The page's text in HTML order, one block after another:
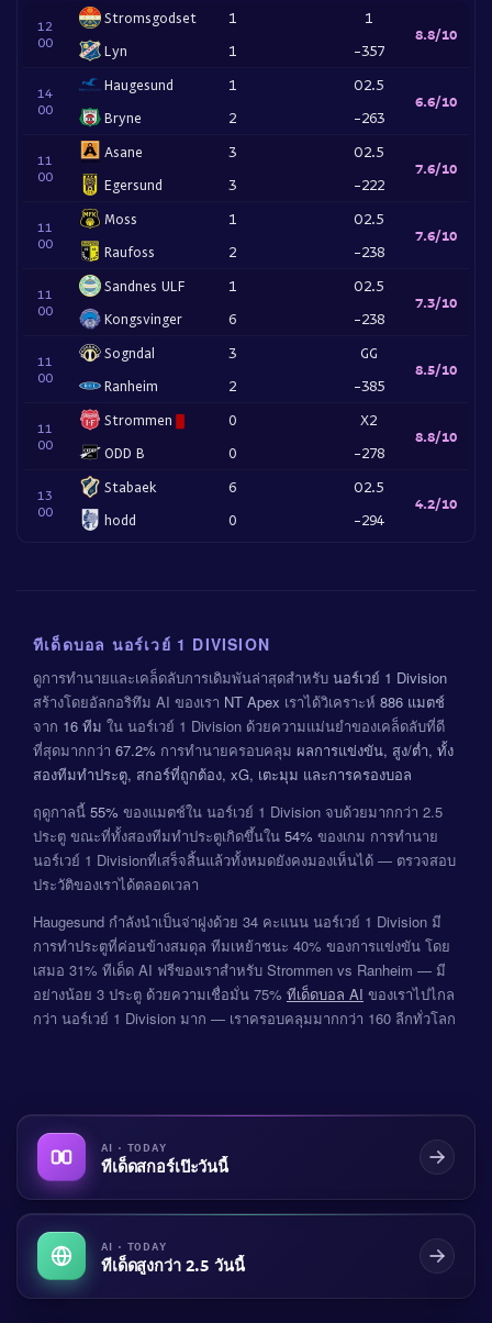
12
00
Stromsgodset
Lyn
1
1
1
-357
8.8/10
14
00
Haugesund
Bryne
1
2
O2.5
-263
6.6/10
11
00
Asane
Egersund
3
3
O2.5
-222
7.6/10
11
00
Moss
Raufoss
1
2
O2.5
-238
7.6/10
11
00
Sandnes ULF
Kongsvinger
1
6
O2.5
-238
7.3/10
11
00
Sogndal
Ranheim
3
2
GG
-385
8.5/10
11
00
Strommen
ODD B
0
0
X2
-278
8.8/10
13
00
Stabaek
hodd
6
0
O2.5
-294
4.2/10
ทีเด็ดบอล นอร์เวย์ 1 DIVISION
ดูการทำนายและเคล็ดลับการเดิมพันล่าสุดสำหรับ นอร์เวย์ 1 Division
สร้างโดยอัลกอริทึม AI ของเรา NT Apex เราได้วิเคราะห์ 886 แมตช์
จาก 16 ทีม ใน นอร์เวย์ 1 Division ด้วยความแม่นยำของเคล็ดลับที่ดี
ที่สุดมากกว่า 67.2% การทำนายครอบคลุม ผลการแข่งขัน, สูง/ต่ำ, ทั้ง
สองทีมทำประตู, สกอร์ที่ถูกต้อง, xG, เตะมุม และการครองบอล
ฤดูกาลนี้ 55% ของแมตช์ใน นอร์เวย์ 1 Division จบด้วยมากกว่า 2.5
ประตู ขณะที่ทั้งสองทีมทำประตูเกิดขึ้นใน 54% ของเกม การทำนาย
นอร์เวย์ 1 Divisionที่เสร็จสิ้นแล้วทั้งหมดยังคงมองเห็นได้ — ตรวจสอบ
ประวัติของเราได้ตลอดเวลา
Haugesund กำลังนำเป็นจ่าฝูงด้วย 34 คะแนน นอร์เวย์ 1 Division มี
การทำประตูที่ค่อนข้างสมดุล ทีมเหย้าชนะ 40% ของการแข่งขัน โดย
เสมอ 31% ทีเด็ด AI ฟรีของเราสำหรับ Strommen vs Ranheim — มี
อย่างน้อย 3 ประตู ด้วยความเชื่อมั่น 75% ทีเด็ดบอล AI ของเราไปไกล
กว่า นอร์เวย์ 1 Division มาก — เราครอบคลุมมากกว่า 160 ลีกทั่วโลก
AI · TODAY
ทีเด็ดสกอร์เป๊ะวันนี้
AI · TODAY
ทีเด็ดสูงกว่า 2.5 วันนี้